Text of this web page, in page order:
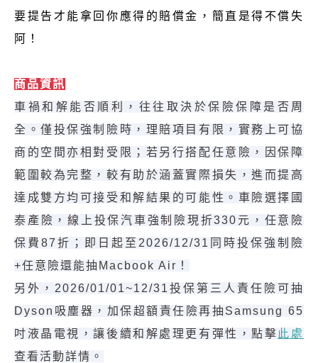
要提告才能拿回你應得的賠償金，簡直是得不償失
阿！
商品資訊
車禍和解能否順利，往往取決於保險保障是否周
全。僅投保強制險時，理賠項目有限，實務上可協
商的空間亦相對受限；若另行搭配任意險，因保障
範圍較為完整，較有助於涵蓋實際損失，進而提高
達成雙方均可接受和解結果的可能性。車險選擇國
泰產險，線上投保汽車強制險現折330元，任意險
保費87折；即日起至2026/12/31同時投保強制險
+任意險還能抽Macbook Air！
另外，2026/01/01~12/31投保第三人責任險可抽
Dyson吸塵器，加保超額責任險再抽Samsung 65
吋液晶電視，讓後續和解處理更有彈性，點擊 此處
查看活動詳情。